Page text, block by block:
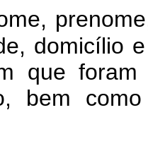
domicílio
que
bem